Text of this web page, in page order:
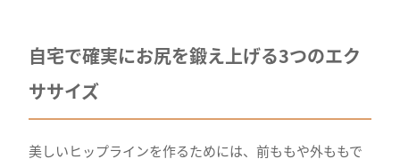
自宅で確実にお尻を鍛え上げる3つのエク
ササイズ
美しいヒップラインを作るためには、前ももや外ももで